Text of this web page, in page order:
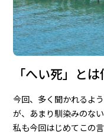
「へい死」と
今回、多く聞かれるよ
が、あまり馴染みのな
私も今回はじめてこの